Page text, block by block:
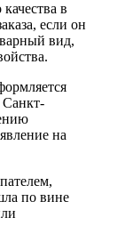
в
если он
вид,
Санкт-
на
по вине